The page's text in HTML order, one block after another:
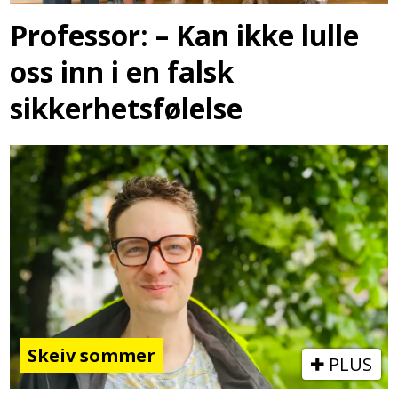
Professor: – Kan ikke lulle
oss inn i en falsk
sikkerhetsfølelse
Skeiv sommer PLUS